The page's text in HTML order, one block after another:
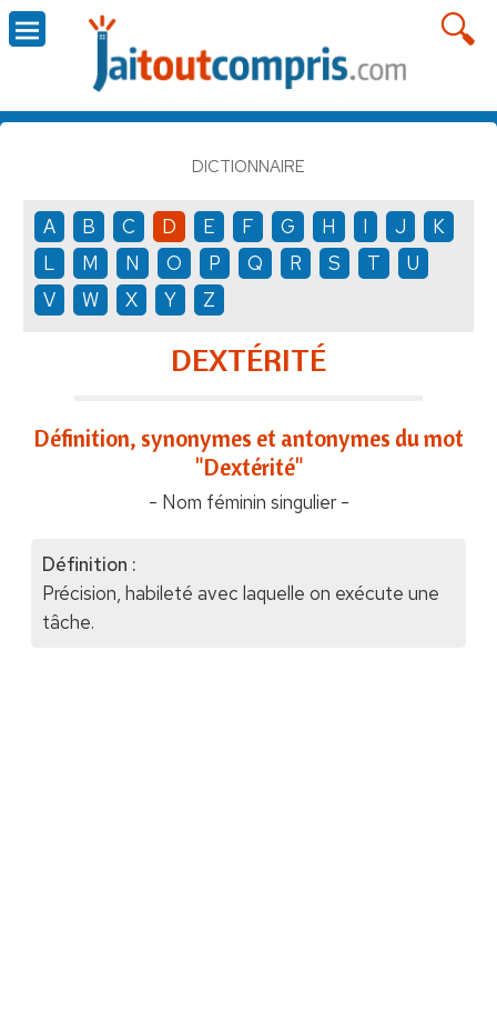
DICTIONNAIRE
A B C D E F G H I J
K
L
M N O P Q R S T
U
V
W X Y Z
DEXTÉRITÉ
Définition, synonymes et antonymes du mot
"Dextérité"
- Nom féminin singulier -
Définition :
Précision, habileté avec laquelle on exécute une
tâche.